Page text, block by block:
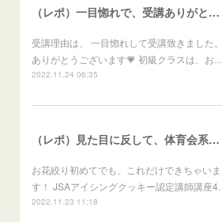
（レポ）一目惚れで、受講ありがとうございます🙏
受講理由は、 一目惚れして受講致きました。
ありがとうございます💗 初級クラスは、お…
2022.11.24 06:35
（レポ）見た目に反して、体育会系な回（笑）
お花絞り初めてでも、これだけできちゃいま
す！ JSAアイシングクッキー認定講師講座4…
2022.11.23 11:18